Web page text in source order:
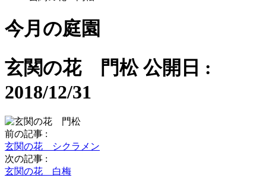
今月の庭園
玄関の花 門松 公開日 :
2018/12/31
前の記事 :
玄関の花 シクラメン
次の記事 :
玄関の花 白梅